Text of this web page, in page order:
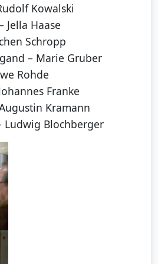
Kowalski
Jella Haase
Schropp
– Marie Gruber
Rohde
Franke
Kramann
Ludwig Blochberger